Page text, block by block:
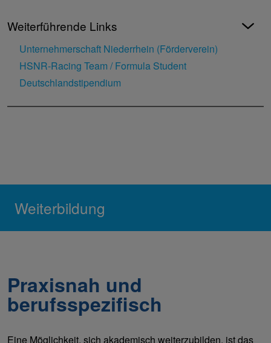
Weiterführende Links
Unternehmerschaft Niederrhein (Förderverein)
HSNR-Racing Team / Formula Student
Deutschlandstipendium
Weiterbildung
Praxisnah und
berufsspezifisch
Eine Möglichkeit, sich akademisch weiterzubilden, ist das